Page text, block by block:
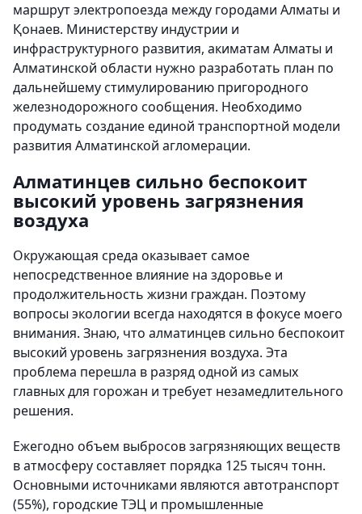
маршрут электропоезда между городами Алматы и
Қонаев. Министерству индустрии и
инфраструктурного развития, акиматам Алматы и
Алматинской области нужно разработать план по
дальнейшему стимулированию пригородного
железнодорожного сообщения. Необходимо
продумать создание единой транспортной модели
развития Алматинской агломерации.
Алматинцев сильно беспокоит
высокий уровень загрязнения
воздуха
Окружающая среда оказывает самое
непосредственное влияние на здоровье и
продолжительность жизни граждан. Поэтому
вопросы экологии всегда находятся в фокусе моего
внимания. Знаю, что алматинцев сильно беспокоит
высокий уровень загрязнения воздуха. Эта
проблема перешла в разряд одной из самых
главных для горожан и требует незамедлительного
решения.
Ежегодно объем выбросов загрязняющих веществ
в атмосферу составляет порядка 125 тысяч тонн.
Основными источниками являются автотранспорт
(55%), городские ТЭЦ и промышленные